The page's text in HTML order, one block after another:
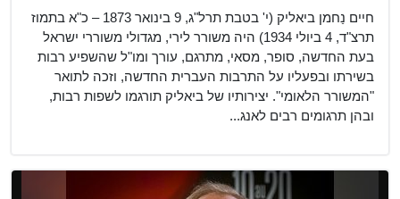
חיים נַחמן ביאליק (י' בטבת תרל"ג, 9 בינואר 1873 – כ"א בתמוז
תרצ"ד, 4 ביולי 1934) היה משורר לירי, מגדולי משוררי ישראל
בעת החדשה, סופר, מסאי, מתרגם, עורך ומו"ל שהשפיע רבות
בשירתו ובפעליו על התרבות העברית החדשה, וזכה לתואר
"המשורר הלאומי". יצירותיו של ביאליק תורגמו לשפות רבות,
ובהן תרגומים רבים לאנג...